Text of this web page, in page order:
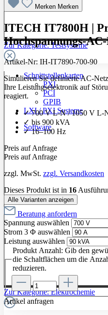
Zur Kategorie: Testsysteme
Schnittstellenkarten
PXI
PCI
GPIB
LXI / PXI Systeme
Software
Zur Kategorie: Elektrochemie
Merken Merken
ITECH IT7800H |
Hochspannungs-
Artikel-Nr: IH-IT7890-700-90
Simulieren Sie definierte AC-
Ihre Leistungselektronik auf
reagiert.
✓ 700 V L-N / 1050 V L-
✓ bis 900 kVA
✓ 16–100 Hz
Preis auf Anfrage
Preis auf Anfrage
zzgl. MwSt. zzgl. Versandkosten
Dieses Produkt ist in 16
Alle Varianten anzeigen
Beratung anfordern
Spannung auswählen
Strom 3 Φ auswählen
Leistung auswählen
Produkt Anzahl: Gib den
die Schaltflächen um die
reduzieren.
Artikel anfragen